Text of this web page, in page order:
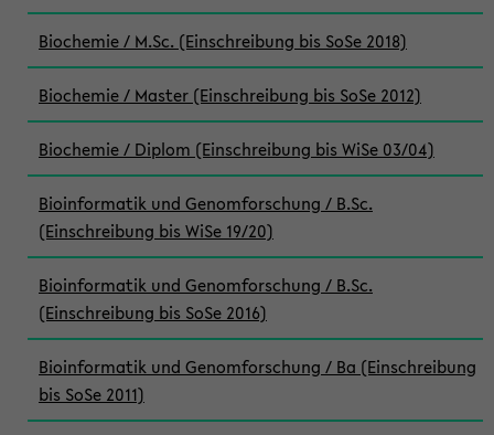
Biochemie / M.Sc. (Einschreibung bis SoSe 2018)
Biochemie / Master (Einschreibung bis SoSe 2012)
Biochemie / Diplom (Einschreibung bis WiSe 03/04)
Bioinformatik und Genomforschung / B.Sc.
(Einschreibung bis WiSe 19/20)
Bioinformatik und Genomforschung / B.Sc.
(Einschreibung bis SoSe 2016)
Bioinformatik und Genomforschung / Ba (Einschreibung
bis SoSe 2011)